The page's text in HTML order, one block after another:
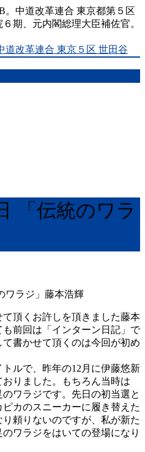
。中道改革連合 東京都第５区
期、元内閣総理大臣補佐官。
道改革連合 東京５区 世田谷
「伝統のワラ
ワラジ」藤本浩輝
頂くお許しを頂きました藤本
前回は「インターン日記」で
書かせて頂くのは今回が初め
ルで、昨年の12月に伊藤悠新
りました。もちろん当時は
のワラジです。先日の初当選と
カのスニーカーに履き替えた
頼りないのですが、私が新た
ワラジをはいての登場になり